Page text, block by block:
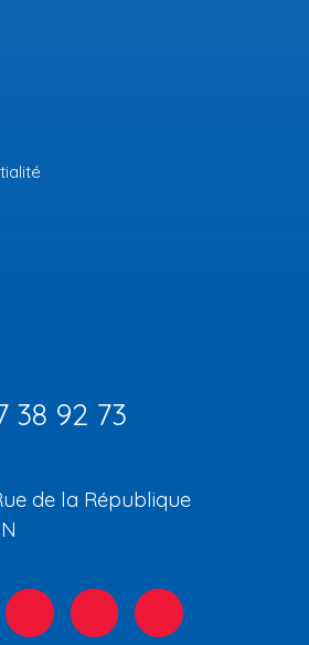
38 92 73
de la République